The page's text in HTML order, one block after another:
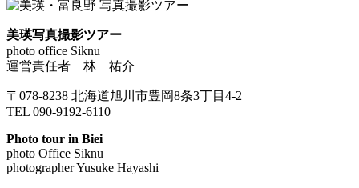
美瑛写真撮影ツアー
photo office Siknu
運営責任者 林 祐介
〒078-8238 北海道旭川市豊岡8条3丁目4-2
TEL 090-9192-6110
Photo tour in Biei
photo Office Siknu
photographer Yusuke Hayashi